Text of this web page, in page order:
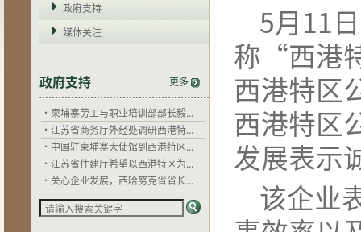
政府支持
媒体关注
政府支持 更多
·西哈努克省省长郭宗仁赞扬西港...
·柬埔寨劳工与职业培训部部长毅...
·江苏省商务厅外经处调研西港特...
·中国驻柬埔寨大使馆到西港特区...
·江苏省住建厅希望以西港特区为...
·关心企业发展，西哈努克省省长...
干拉省省长郭宗仁：西港特区以...
·西哈努克省省长郭宗仁赞扬西港...
5月11
称 “西港
西港特区
西港特区
发展表示
该企业